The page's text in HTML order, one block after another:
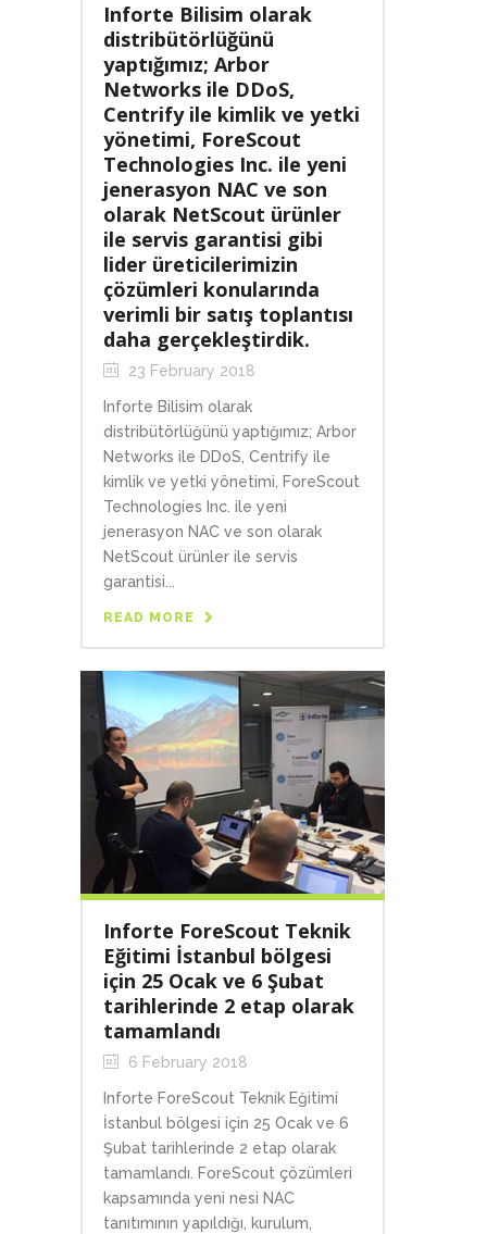
Inforte Bilisim olarak
distribütörlüğünü
yaptığımız; Arbor
Networks ile DDoS,
Centrify ile kimlik ve yetki
yönetimi, ForeScout
Technologies Inc. ile yeni
jenerasyon NAC ve son
olarak NetScout ürünler
ile servis garantisi gibi
lider üreticilerimizin
çözümleri konularında
verimli bir satış toplantısı
daha gerçekleştirdik.
23 February 2018
Inforte Bilisim olarak
distribütörlüğünü yaptığımız; Arbor
Networks ile DDoS, Centrify ile
kimlik ve yetki yönetimi, ForeScout
Technologies Inc. ile yeni
jenerasyon NAC ve son olarak
NetScout ürünler ile servis
garantisi...
READ MORE
Inforte ForeScout Teknik
Eğitimi İstanbul bölgesi
için 25 Ocak ve 6 Şubat
tarihlerinde 2 etap olarak
tamamlandı
6 February 2018
Inforte ForeScout Teknik Eğitimi
İstanbul bölgesi için 25 Ocak ve 6
Şubat tarihlerinde 2 etap olarak
tamamlandı. ForeScout çözümleri
kapsamında yeni nesi NAC
tanıtımının yapıldığı, kurulum,